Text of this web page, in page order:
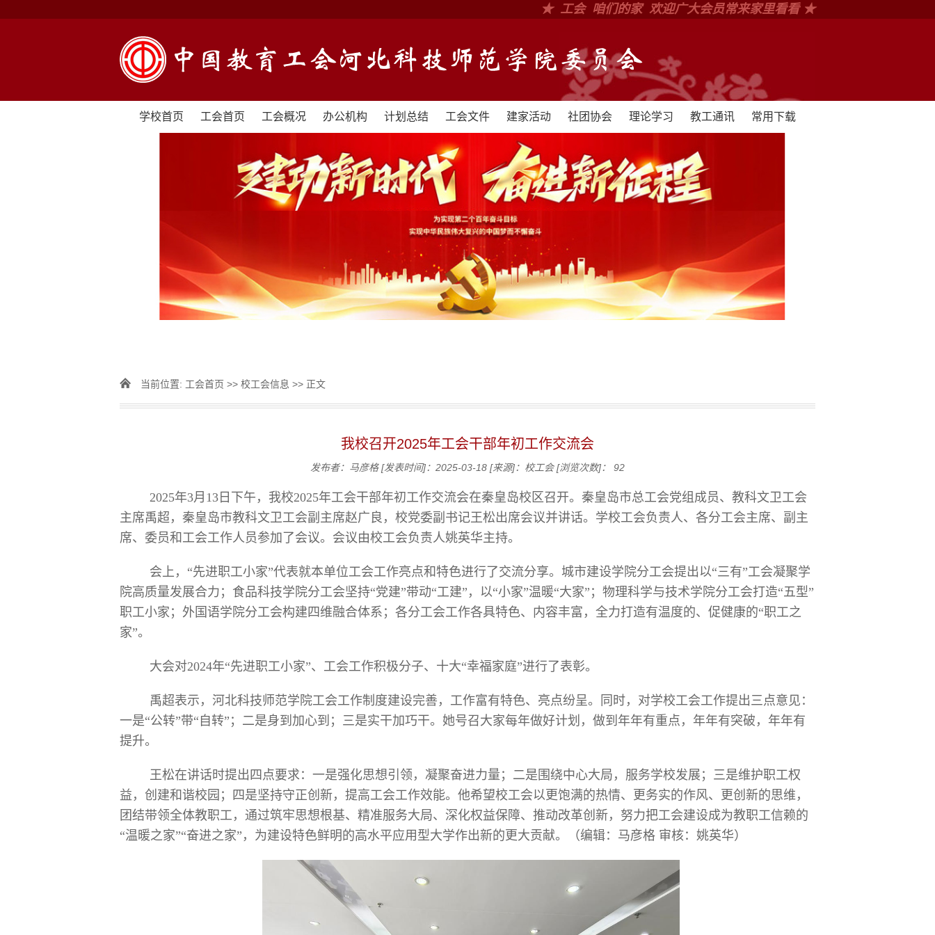
★ 工会 咱们的家 欢迎广大会员常来家里看看 ★
学校首页 工会首页 工会概况 办公机构 计划总结 工会文件 建家活动 社团协会 理论学习 教工通讯 常用下载
当前位置: 工会首页 >> 校工会信息 >> 正文
我校召开2025年工会干部年初工作交流会
发布者：马彦格 [发表时间]：2025-03-18 [来源]：校工会[浏览次数]： 92
2025年3月13日下午，我校2025年工会干部年初工作交流会在秦皇岛校区召开。秦皇岛市总工会党组成员、教科文卫工会
主席禹超，秦皇岛市教科文卫工会副主席赵广良，校党委副书记王松出席会议并讲话。学校工会负责人、各分工会主席、副主
席、委员和工会工作人员参加了会议。会议由校工会负责人姚英华主持。
会上，“先进职工小家”代表就本单位工会工作亮点和特色进行了交流分享。城市建设学院分工会提出以“三有”工会凝聚学
院高质量发展合力；食品科技学院分工会坚持“党建”带动“工建”，以“小家”温暖“大家”；物理科学与技术学院分工会打造“五型”
职工小家；外国语学院分工会构建四维融合体系；各分工会工作各具特色、内容丰富，全力打造有温度的、促健康的“职工之
家”。
大会对2024年“先进职工小家”、工会工作积极分子、十大“幸福家庭”进行了表彰。
禹超表示，河北科技师范学院工会工作制度建设完善，工作富有特色、亮点纷呈。同时，对学校工会工作提出三点意见：
一是“公转”带“自转”；二是身到加心到；三是实干加巧干。她号召大家每年做好计划，做到年年有重点，年年有突破，年年有
提升。
王松在讲话时提出四点要求：一是强化思想引领，凝聚奋进力量；二是围绕中心大局，服务学校发展；三是维护职工权
益，创建和谐校园；四是坚持守正创新，提高工会工作效能。他希望校工会以更饱满的热情、更务实的作风、更创新的思维，
团结带领全体教职工，通过筑牢思想根基、精准服务大局、深化权益保障、推动改革创新，努力把工会建设成为教职工信赖的
“温暖之家”“奋进之家”，为建设特色鲜明的高水平应用型大学作出新的更大贡献。（编辑：马彦格 审核：姚英华）